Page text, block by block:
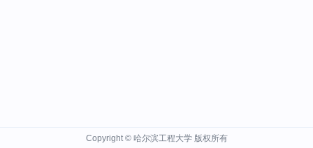
Copyright © 哈尔滨工程大学 版权所有